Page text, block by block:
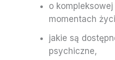
o
momentach
jakie są
psychiczne,